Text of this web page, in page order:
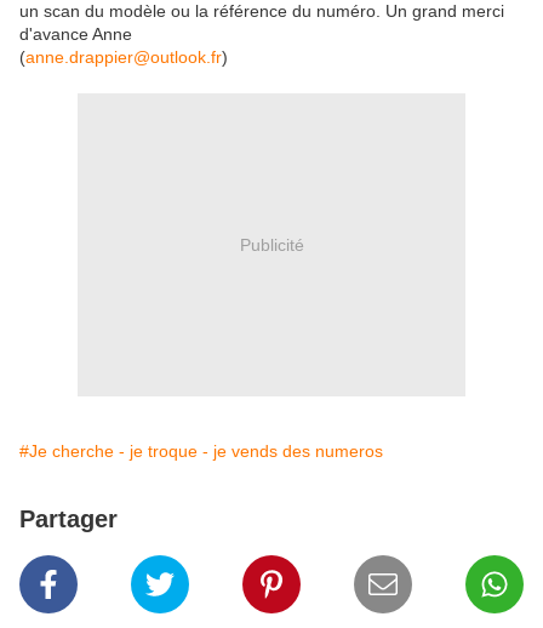
un scan du modèle ou la référence du numéro. Un grand merci
d'avance Anne
(anne.drappier@outlook.fr)
Publicité
#Je cherche - je troque - je vends des numeros
Partager